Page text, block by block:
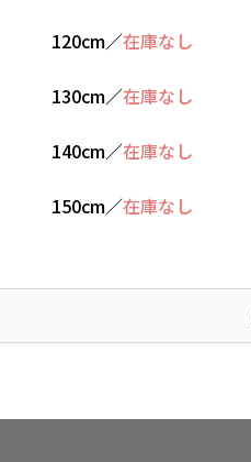
120cm／在庫なし
130cm／在庫なし
140cm／在庫なし
150cm／在庫なし